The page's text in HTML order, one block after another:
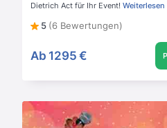
Dietrich Act für Ihr Event! Weiterlesen
5 (6 Bewertungen)
Ab 1295 €